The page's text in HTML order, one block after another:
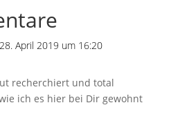
April 2019 um 16:20
recherchiert und total
ich es hier bei Dir gewohnt